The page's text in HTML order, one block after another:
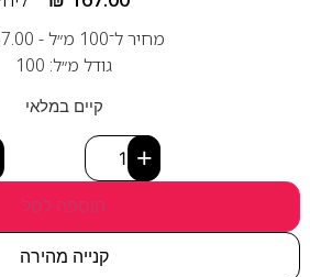
מחיר ל־100 מ״ל -
גודל מ״ל: 100
קיים במלאי
+
הוספה לסל
קנייה מהירה